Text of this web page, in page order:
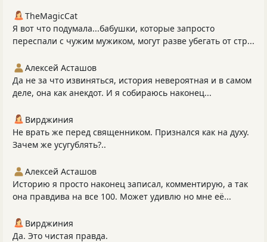
TheMagicCat
Я вот что подумала...бабушки, которые запросто
переспали с чужим мужиком, могут разве убегать от стр...
Алексей Асташов
Да не за что извиняться, история невероятная и в самом
деле, она как анекдот. И я собираюсь наконец...
Вирджиния
Не врать же перед священником. Признался как на духу.
Зачем же усугублять?..
Алексей Асташов
Историю я просто наконец записал, комментирую, а так
она правдива на все 100. Может удивлю но мне её...
Вирджиния
Да. Это чистая правда.